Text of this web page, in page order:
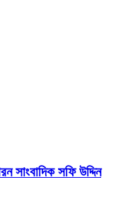
সাংবাদিক সফি উদ্দিন